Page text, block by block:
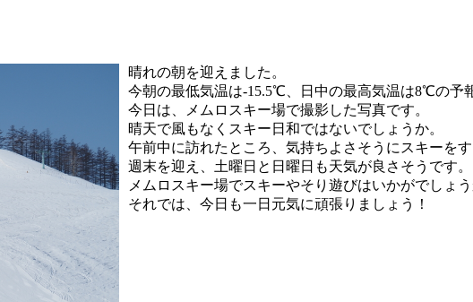
晴れの朝を迎えました。
今朝の最低気温は-15.5℃、日中の最高気温は8℃の予
今日は、メムロスキー場で撮影した写真です。
晴天で風もなくスキー日和ではないでしょうか。
午前中に訪れたところ、気持ちよさそうにスキーを
週末を迎え、土曜日と日曜日も天気が良さそうです。
メムロスキー場でスキーやそり遊びはいかがでしょう
それでは、今日も一日元気に頑張りましょう！